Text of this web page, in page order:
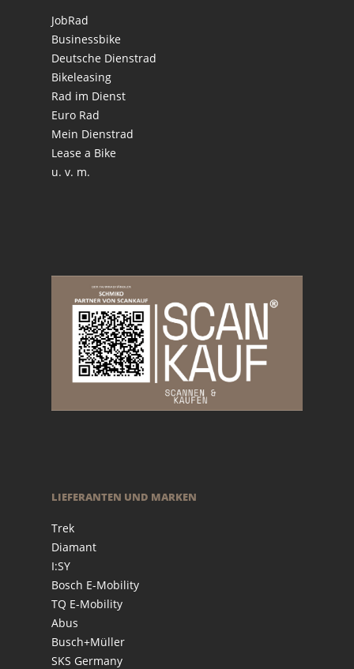
JobRad
Businessbike
Deutsche Dienstrad
Bikeleasing
Rad im Dienst
Euro Rad
Mein Dienstrad
Lease a Bike
u. v. m.
LIEFERANTEN UND MARKEN
Trek
Diamant
I:SY
Bosch E-Mobility
TQ E-Mobility
Abus
Busch+Müller
SKS Germany